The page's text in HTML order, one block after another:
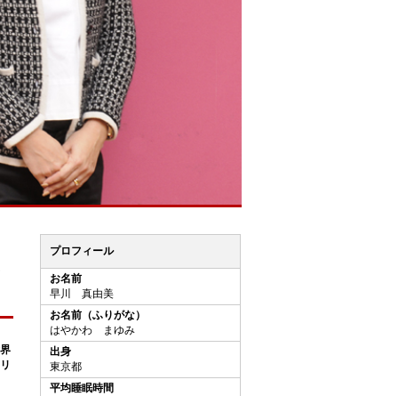
プロフィール
お名前
早川 真由美
お名前（ふりがな）
はやかわ まゆみ
出身
東京都
平均睡眠時間